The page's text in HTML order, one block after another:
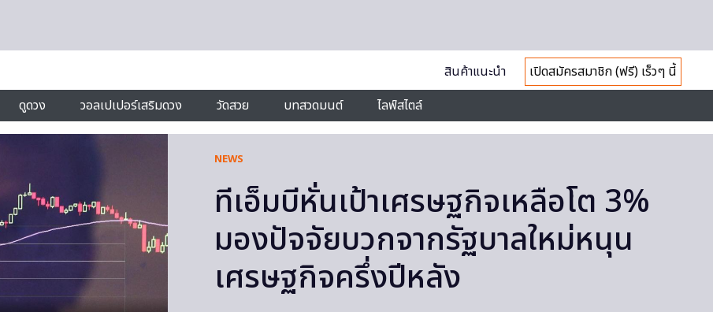
สินค้าแนะนำ
เปิดสมัครสมาชิก (ฟรี) เร็วๆ นี้
ดูดวง วอลเปเปอร์เสริมดวง วัดสวย บทสวดมนต์ ไลฟ์สไตล์
NEWS
ทีเอ็มบีหั่นเป้าเศรษฐกิจเหลือโต 3%
มองปัจจัยบวกจากรัฐบาลใหม่หนุน
เศรษฐกิจครึ่งปีหลัง